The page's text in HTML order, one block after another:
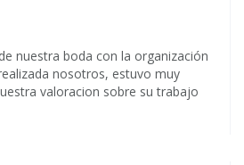
nuestra boda con la organización
nosotros, estuvo muy
valoracion sobre su trabajo